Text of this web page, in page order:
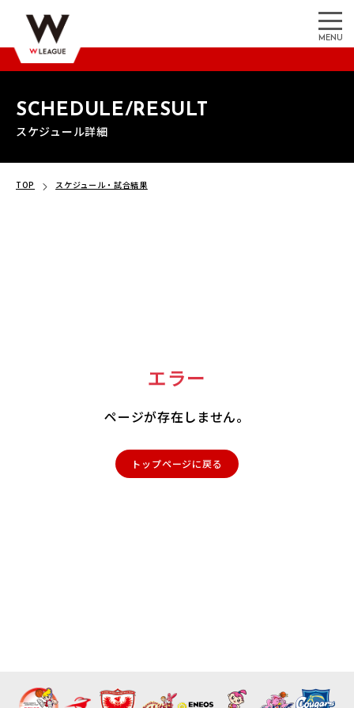
MENU
SCHEDULE/RESULT
スケジュール詳細
TOP スケジュール・試合結果
エラー
ページが存在しません。
トップページに戻る